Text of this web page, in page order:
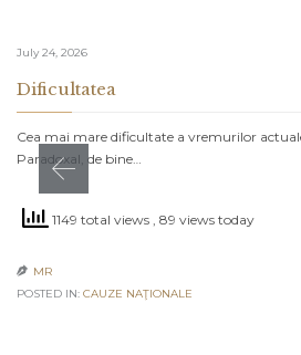
July 24, 2026
Dificultatea
Cea mai mare dificultate a vremurilor
Paradoxal, de bine…
1149 total views , 89 views today
 MR
POSTED IN: CAUZE NAŢIONALE